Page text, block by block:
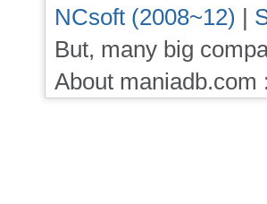
NCsoft (2008~12) |
But, many big
About maniadb.com :